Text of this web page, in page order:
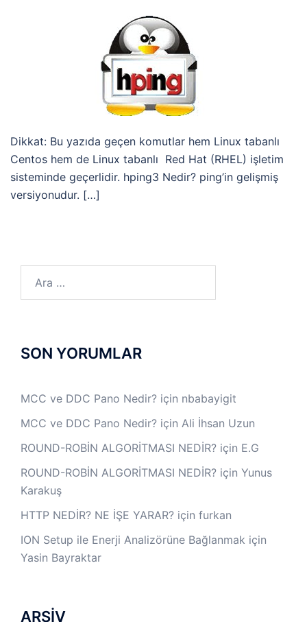
Dikkat: Bu yazıda geçen komutlar hem Linux tabanlı
Centos hem de Linux tabanlı Red Hat (RHEL) işletim
sisteminde geçerlidir. hping3 Nedir? ping’in gelişmiş
versiyonudur. […]
SON YORUMLAR
MCC ve DDC Pano Nedir? için nbabayigit
MCC ve DDC Pano Nedir? için Ali İhsan Uzun
ROUND-ROBİN ALGORİTMASI NEDİR? için E.G
ROUND-ROBİN ALGORİTMASI NEDİR? için Yunus
Karakuş
HTTP NEDİR? NE İŞE YARAR? için furkan
ION Setup ile Enerji Analizörüne Bağlanmak için
Yasin Bayraktar
ARŞİV